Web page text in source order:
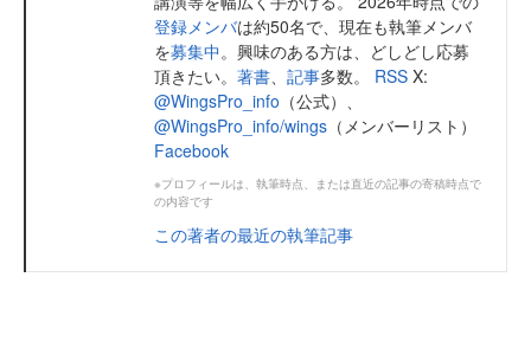
登録メンバは約50名で、現在も執筆メンバ
を募集中。興味のある方は、どしどし応募
頂きたい。 著書、 記事多数。 RSS X:
@WingsPro_info （公式）、
@WingsPro_info/wings （メンバーリスト）
Facebook
※プロフィールは、執筆時点、または直近の記事の寄稿時点で
の内容です
この著者の最近の執筆記事